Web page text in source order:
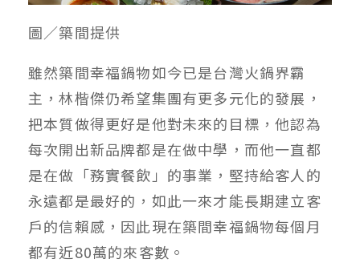
圖／築間提供
雖然築間幸福鍋物如今已是台灣火鍋界霸
主，林楷傑仍希望集團有更多元化的發展，
把本質做得更好是他對未來的目標，他認為
每次開出新品牌都是在做中學，而他一直都
是在做「務實餐飲」的事業，堅持給客人的
永遠都是最好的，如此一來才能長期建立客
戶的信賴感，因此現在築間幸福鍋物每個月
都有近80萬的來客數。